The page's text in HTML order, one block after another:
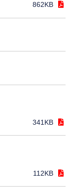
862KB
341KB
112KB